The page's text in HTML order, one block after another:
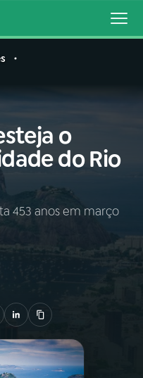
o
do Rio
453 anos em março